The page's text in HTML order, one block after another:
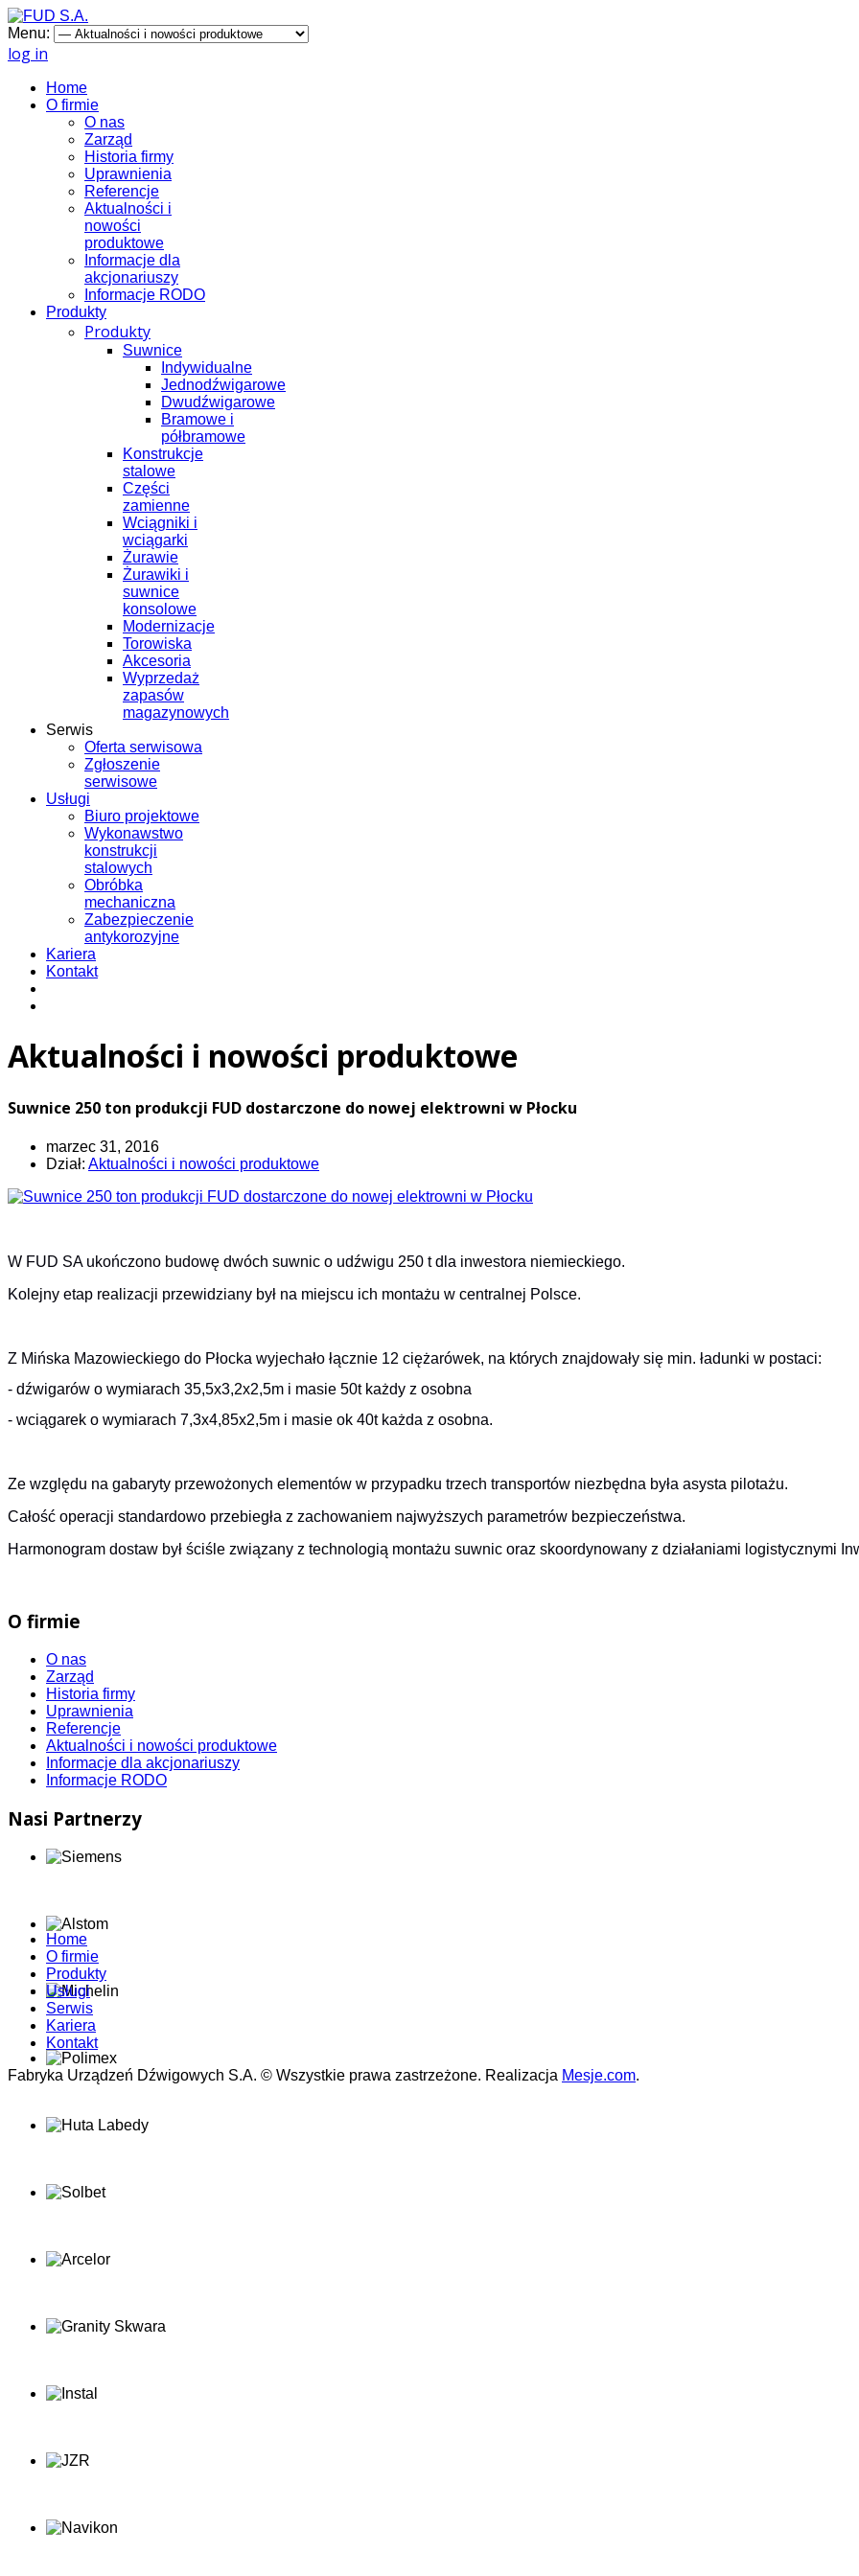
Menu:
log in
Home
O firmie
O nas
Zarząd
Historia firmy
Uprawnienia
Referencje
Aktualności i
nowości
produktowe
Informacje dla
akcjonariuszy
Informacje RODO
Produkty
Produkty
Suwnice
Indywidualne
Jednodźwigarowe
Dwudźwigarowe
Bramowe i
półbramowe
Konstrukcje
stalowe
Części
zamienne
Wciągniki i
wciągarki
Żurawie
Żurawiki i
suwnice
konsolowe
Modernizacje
Torowiska
Akcesoria
Wyprzedaż
zapasów
magazynowych
Serwis
Oferta serwisowa
Zgłoszenie
serwisowe
Usługi
Biuro projektowe
Wykonawstwo
konstrukcji
stalowych
Obróbka
mechaniczna
Zabezpieczenie
antykorozyjne
Kariera
Kontakt
Aktualności i nowości produktowe
Suwnice 250 ton produkcji FUD dostarczone do nowej elektrowni w Płocku
marzec 31, 2016
Dział: Aktualności i nowości produktowe
W FUD SA ukończono budowę dwóch suwnic o udźwigu 250 t dla inwestora niemieckiego.
Kolejny etap realizacji przewidziany był na miejscu ich montażu w centralnej Polsce.
Z Mińska Mazowieckiego do Płocka wyjechało łącznie 12 ciężarówek, na których znajdowały się min. ładunki w postaci:
- dźwigarów o wymiarach 35,5x3,2x2,5m i masie 50t każdy z osobna
- wciągarek o wymiarach 7,3x4,85x2,5m i masie ok 40t każda z osobna.
Ze względu na gabaryty przewożonych elementów w przypadku trzech transportów niezbędna była asysta pilotażu.
Całość operacji standardowo przebiegła z zachowaniem najwyższych parametrów bezpieczeństwa.
Harmonogram dostaw był ściśle związany z technologią montażu suwnic oraz skoordynowany z działaniami logistycznymi
O firmie
O nas
Zarząd
Historia firmy
Uprawnienia
Referencje
Aktualności i nowości produktowe
Informacje dla akcjonariuszy
Informacje RODO
Nasi Partnerzy
Home
O firmie
Produkty
Usługi
Serwis
Kariera
Kontakt
Fabryka Urządzeń Dźwigowych S.A. © Wszystkie prawa zastrzeżone. Realizacja Mesje.com.